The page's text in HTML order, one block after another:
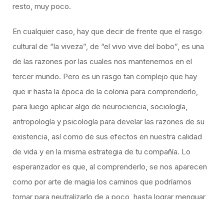
resto, muy poco.
En cualquier caso, hay que decir de frente que el rasgo
cultural de “la viveza”, de “el vivo vive del bobo”, es una
de las razones por las cuales nos mantenemos en el
tercer mundo. Pero es un rasgo tan complejo que hay
que ir hasta la época de la colonia para comprenderlo,
para luego aplicar algo de neurociencia, sociología,
antropología y psicología para develar las razones de su
existencia, así como de sus efectos en nuestra calidad
de vida y en la misma estrategia de tu compañía. Lo
esperanzador es que, al comprenderlo, se nos aparecen
como por arte de magia los caminos que podríamos
tomar para neutralizarlo de a poco, hasta lograr menguar